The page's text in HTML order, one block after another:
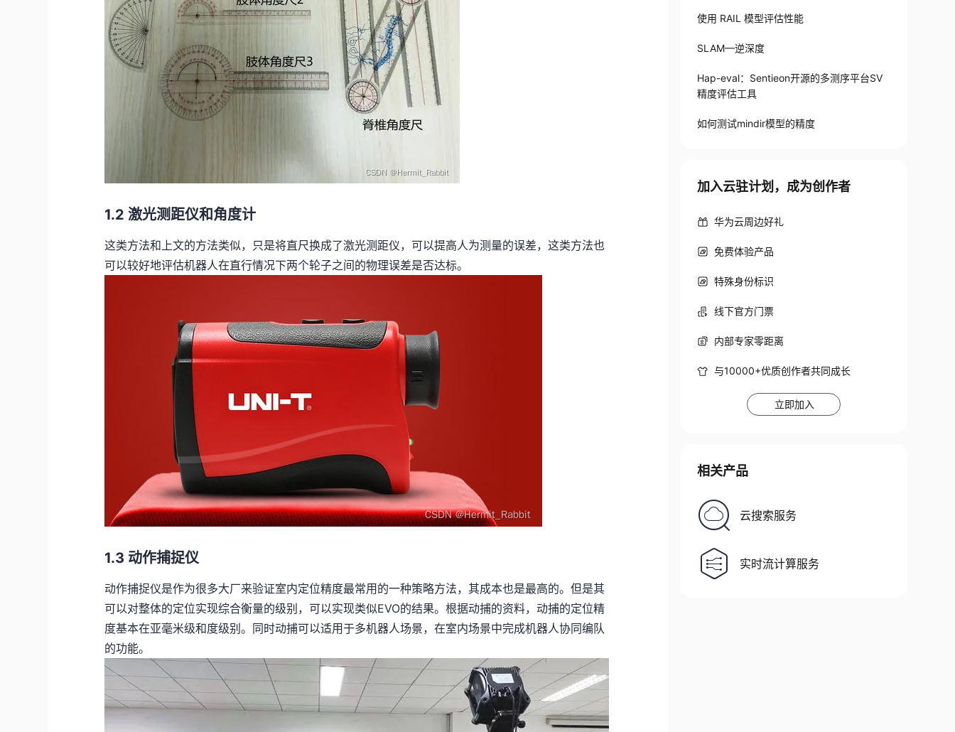
1.2 激光测距仪和角度计
这类方法和上文的方法类似，只是将直尺换成了激光测距仪，可以提高人为测量的误差，这类方法也
可以较好地评估机器人在直行情况下两个轮子之间的物理误差是否达标。
1.3 动作捕捉仪
动作捕捉仪是作为很多大厂来验证室内定位精度最常用的一种策略方法，其成本也是最高的。但是其
可以对整体的定位实现综合衡量的级别，可以实现类似EVO的结果。根据动捕的资料，动捕的定位精
度基本在亚毫米级和度级别。同时动捕可以适用于多机器人场景，在室内场景中完成机器人协同编队
的功能。
使用 RAIL 模型评估性能
SLAM—逆深度
Hap-eval：Sentieon开源的多测序平台SV
精度评估工具
如何测试mindir模型的精度
加入云驻计划，成为创作者
华为云周边好礼
免费体验产品
特殊身份标识
线下官方门票
内部专家零距离
与10000+优质创作者共同成长
立即加入
相关产品
云搜索服务
实时流计算服务